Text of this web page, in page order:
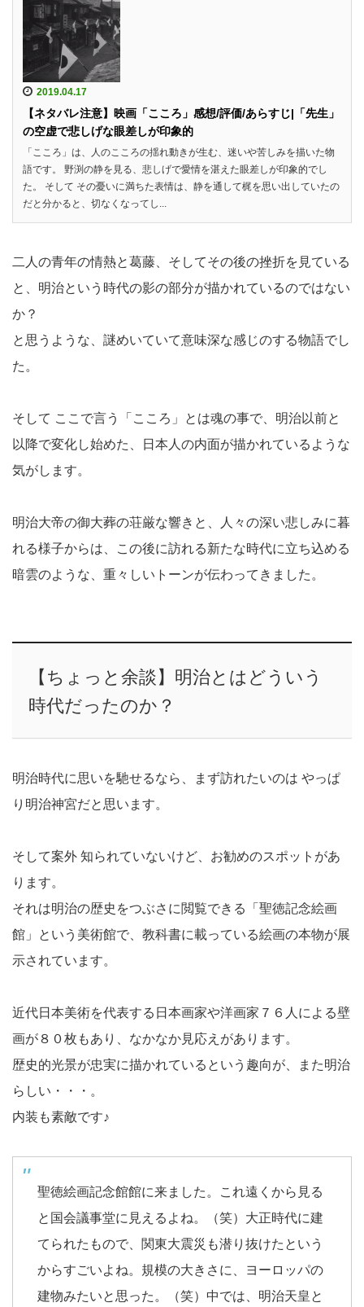
2019.04.17
【ネタバレ注意】映画「こころ」感想/評価/あらすじ|「先生」
の空虚で悲しげな眼差しが印象的
「こころ」は、人のこころの揺れ動きが生む、迷いや苦しみを描いた物
語です。 野渕の静を見る、悲しげで愛情を湛えた眼差しが印象的でし
た。 そして その憂いに満ちた表情は、静を通して梶を思い出していたの
だと分かると、切なくなってし...
二人の青年の情熱と葛藤、そしてその後の挫折を見ている
と、明治という時代の影の部分が描かれているのではない
か？
と思うような、謎めいていて意味深な感じのする物語でし
た。
そして ここで言う「こころ」とは魂の事で、明治以前と
以降で変化し始めた、日本人の内面が描かれているような
気がします。
明治大帝の御大葬の荘厳な響きと、人々の深い悲しみに暮
れる様子からは、この後に訪れる新たな時代に立ち込める
暗雲のような、重々しいトーンが伝わってきました。
【ちょっと余談】明治とはどういう
時代だったのか？
明治時代に思いを馳せるなら、まず訪れたいのは やっぱ
り明治神宮だと思います。
そして案外 知られていないけど、お勧めのスポットがあ
ります。
それは明治の歴史をつぶさに閲覧できる「聖徳記念絵画
館」という美術館で、教科書に載っている絵画の本物が展
示されています。
近代日本美術を代表する日本画家や洋画家７６人による壁
画が８０枚もあり、なかなか見応えがあります。
歴史的光景が忠実に描かれているという趣向が、また明治
らしい・・・。
内装も素敵です♪
聖徳絵画記念館館に来ました。これ遠くから見る
と国会議事堂に見えるよね。（笑）大正時代に建
てられたもので、関東大震災も潜り抜けたという
からすごいよね。規模の大きさに、ヨーロッパの
建物みたいと思った。（笑）中では、明治天皇と